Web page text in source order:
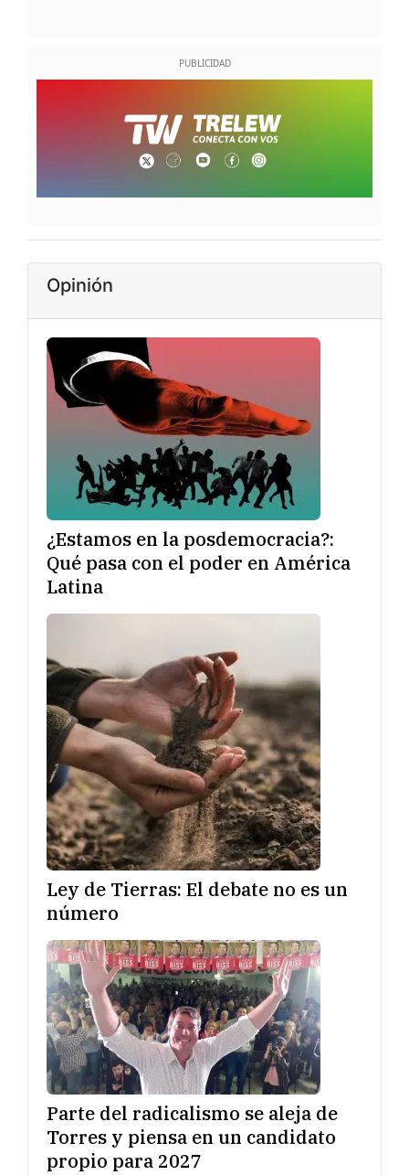
Opinión
¿Estamos en la posdemocracia?:
Qué pasa con el poder en América
Latina
Ley de Tierras: El debate no es un
número
Parte del radicalismo se aleja de
Torres y piensa en un candidato
propio para 2027